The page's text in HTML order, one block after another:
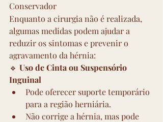
Conservador
Enquanto a cirurgia não é realizada,
algumas medidas podem ajudar a
reduzir os sintomas e prevenir o
agravamento da hérnia:
🔹 Uso de Cinta ou Suspensório
Inguinal
Pode oferecer suporte temporário
para a região herniária.
Não corrige a hérnia, mas pode